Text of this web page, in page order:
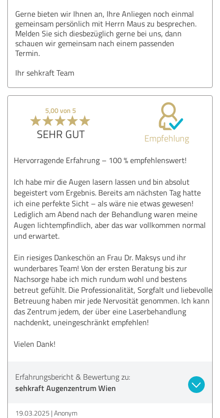
Gerne bieten wir Ihnen an, Ihre Anliegen noch einmal
gemeinsam persönlich mit Herrn Maus zu besprechen.
Melden Sie sich diesbezüglich gerne bei uns, dann
schauen wir gemeinsam nach einem passenden
Termin.
Ihr sehkraft Team
5,00 von 5
SEHR GUT Empfehlung
Hervorragende Erfahrung – 100 % empfehlenswert!
Ich habe mir die Augen lasern lassen und bin absolut
begeistert vom Ergebnis. Bereits am nächsten Tag hatte
ich eine perfekte Sicht – als wäre nie etwas gewesen!
Lediglich am Abend nach der Behandlung waren meine
Augen lichtempfindlich, aber das war vollkommen normal
und erwartet.
Ein riesiges Dankeschön an Frau Dr. Maksys und ihr
wunderbares Team! Von der ersten Beratung bis zur
Nachsorge habe ich mich rundum wohl und bestens
betreut gefühlt. Die Professionalität, Sorgfalt und liebevolle
Betreuung haben mir jede Nervosität genommen. Ich kann
das Zentrum jedem, der über eine Laserbehandlung
nachdenkt, uneingeschränkt empfehlen!
Vielen Dank!
Erfahrungsbericht & Bewertung zu:
sehkraft Augenzentrum Wien
19.03.2025 Anonym